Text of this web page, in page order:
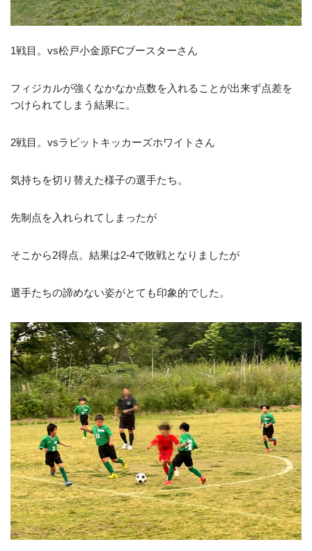
1戦目。vs松戸小金原FCブースターさん
フィジカルが強くなかなか点数を入れることが出来ず点差を
つけられてしまう結果に。
2戦目。vsラビットキッカーズホワイトさん
気持ちを切り替えた様子の選手たち。
先制点を入れられてしまったが
そこから2得点。結果は2-4で敗戦となりましたが
選手たちの諦めない姿がとても印象的でした。